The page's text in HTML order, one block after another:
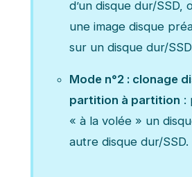
d’un disque dur/SSD,
une image disque
sur un disque dur/
Mode n°2 : clonage
partition à partition :
« à la volée » un
autre disque dur/SSD.